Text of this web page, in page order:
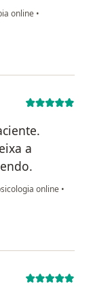
online •
a
online •